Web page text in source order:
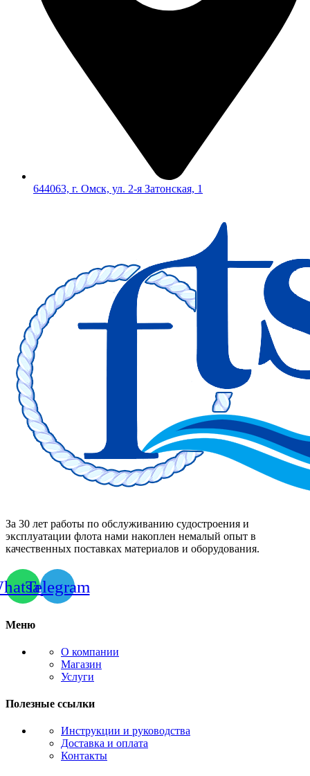
644063, г. Омск, ул. 2-я Затонская, 1
За 30 лет работы по обслуживанию судостроения и
эксплуатации флота нами накоплен немалый опыт в
качественных поставках материалов и оборудования.
Telegram
Меню
О компании
Магазин
Услуги
Полезные ссылки
Инструкции и руководства
Доставка и оплата
Контакты